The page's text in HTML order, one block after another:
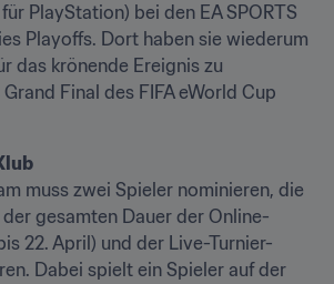
PlayStation) bei den EA SPORTS
Playoffs. Dort haben sie wiederum
das krönende Ereignis zu
Final des FIFA eWorld Cup
muss zwei Spieler nominieren, die
gesamten Dauer der Online-
22. April) und der Live-Turnier-
Dabei spielt ein Spieler auf der